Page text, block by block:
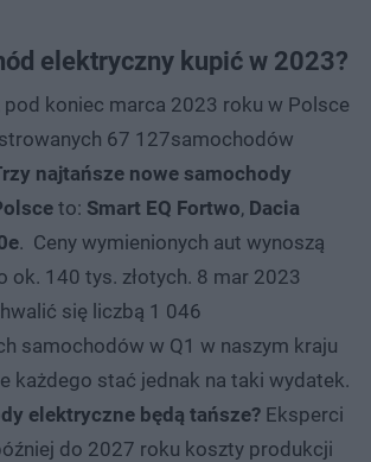
elektryczny kupić w 2023?
pod koniec marca 2023 roku w Polsce
67 127samochodów
najtańsze nowe samochody
to: Smart EQ Fortwo, Dacia
. Ceny wymienionych aut wynoszą
ok. 140 tys. złotych. 8 mar 2023
się liczbą 1 046
samochodów w Q1 w naszym kraju
każdego stać jednak na taki wydatek.
elektryczne będą tańsze? Eksperci
do 2027 roku koszty produkcji